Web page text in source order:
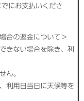
にお支払いくださ
合の返金について＞
きない場合を除き、利
ん。
利用日当日に天候等を